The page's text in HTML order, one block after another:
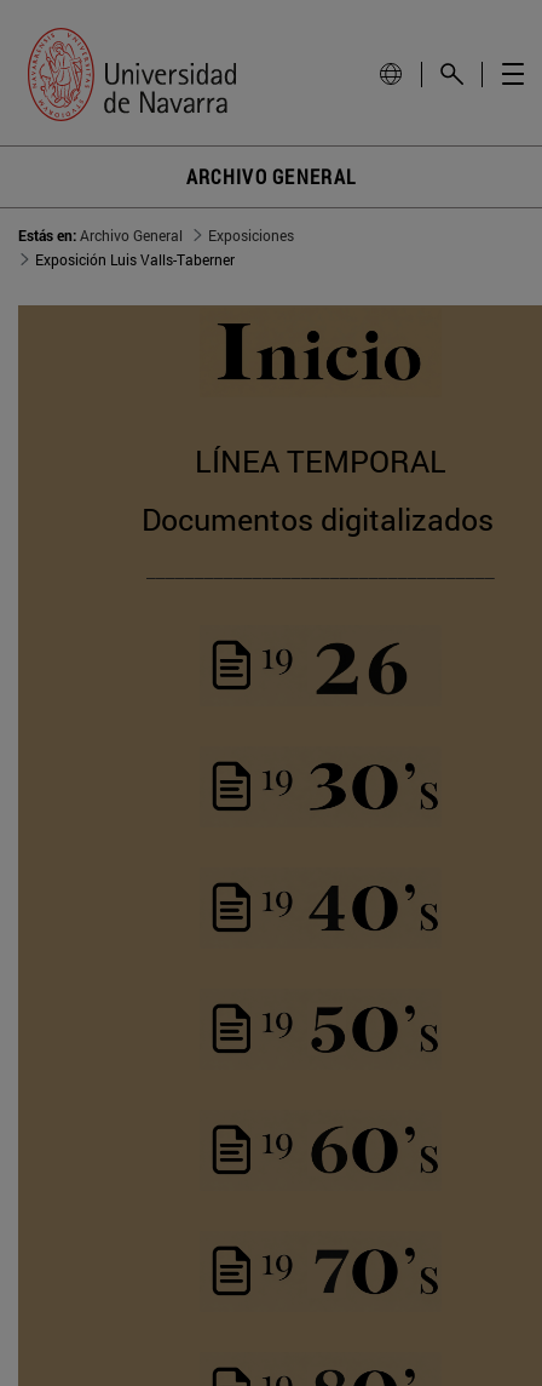
ARCHIVO GENERAL
Estás en:Archivo General
Exposiciones
Exposición Luis Valls-Taberner
LÍNEA TEMPORAL
Documentos digitalizados